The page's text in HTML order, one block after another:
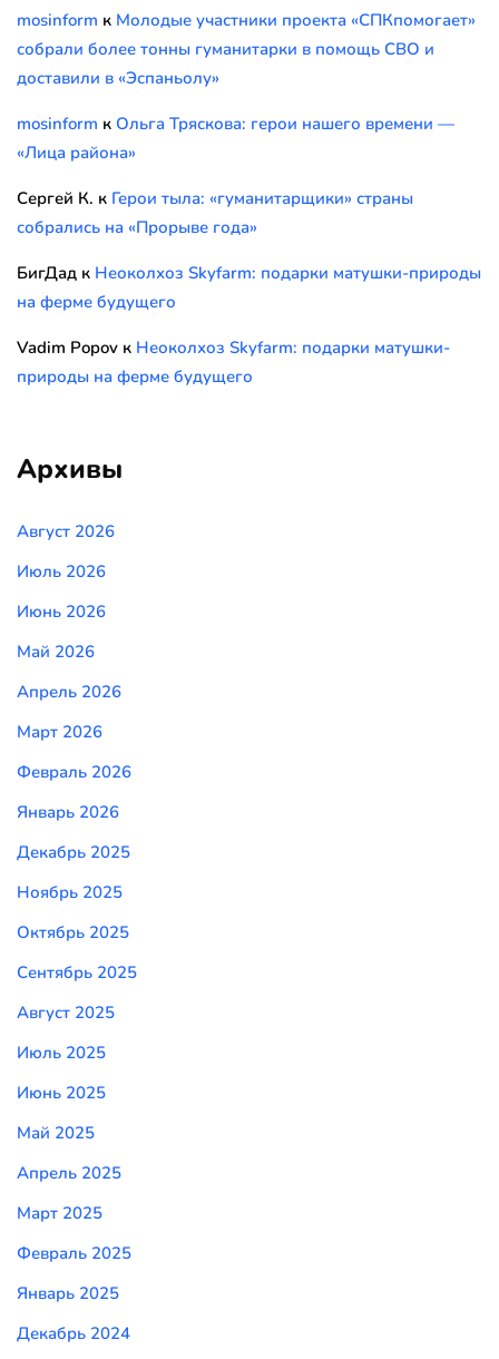
mosinform к Молодые участники проекта «СПКпомогает»
собрали более тонны гуманитарки в помощь СВО и
доставили в «Эспаньолу»
mosinform к Ольга Тряскова: герои нашего времени —
«Лица района»
Сергей К. к Герои тыла: «гуманитарщики» страны
собрались на «Прорыве года»
БигДад к Неоколхоз Skyfarm: подарки матушки-природы
на ферме будущего
Vadim Popov к Неоколхоз Skyfarm: подарки матушки-
природы на ферме будущего
Архивы
Август 2026
Июль 2026
Июнь 2026
Май 2026
Апрель 2026
Март 2026
Февраль 2026
Январь 2026
Декабрь 2025
Ноябрь 2025
Октябрь 2025
Сентябрь 2025
Август 2025
Июль 2025
Июнь 2025
Май 2025
Апрель 2025
Март 2025
Февраль 2025
Январь 2025
Декабрь 2024